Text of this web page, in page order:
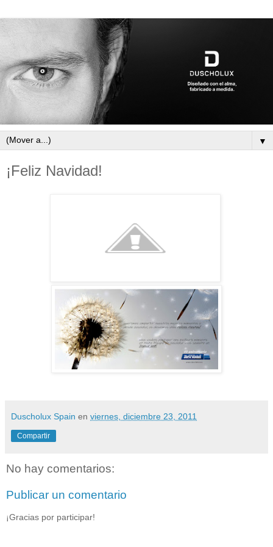
▼
¡Feliz Navidad!
Duscholux Spain en viernes, diciembre 23, 2011
Compartir
No hay comentarios:
Publicar un comentario
¡Gracias por participar!